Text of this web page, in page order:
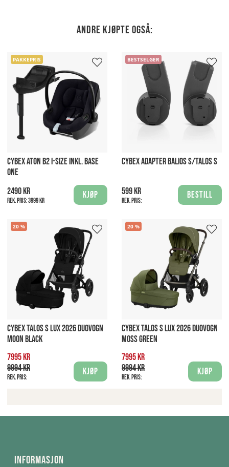
Andre kjøpte også:
PAKKEPRIS
CYBEX ATON B2 I-SIZE INKL. BASE
ONE
2490 kr
Rek. pris:3999 kr
Kjøp
BESTSELGER
CYBEX ADAPTER BALIOS S/TALOS S
599 kr
Rek. pris:
Bestill
20
CYBEX TALOS S LUX 2026 DUOVOGN
MOON BLACK
7995 kr
9994 kr
Rek. pris:
Kjøp
20
CYBEX TALOS S LUX 2026 DUOVOGN
MOSS GREEN
7995 kr
9994 kr
Rek. pris:
Kjøp
Informasjon